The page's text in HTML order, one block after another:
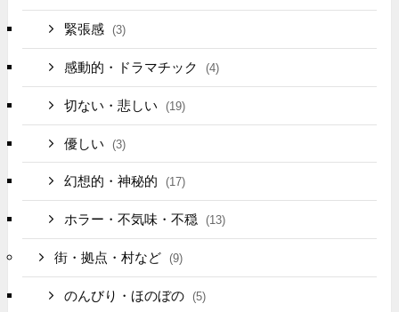
緊張感 (3)
感動的・ドラマチック (4)
切ない・悲しい (19)
優しい (3)
幻想的・神秘的 (17)
ホラー・不気味・不穏 (13)
街・拠点・村など (9)
のんびり・ほのぼの (5)